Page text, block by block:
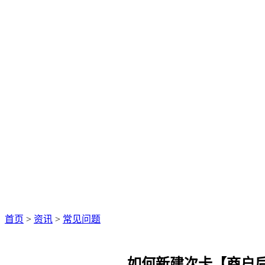
首页 > 资讯 > 常见问题